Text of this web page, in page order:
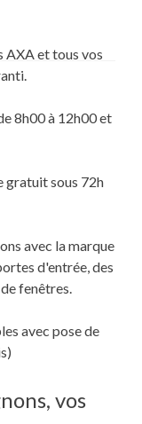
AXA et tous vos
8h00 à 12h00 et
sous 72h
avec la marque
d'entrée, des
fenêtres.
avec pose de
vos